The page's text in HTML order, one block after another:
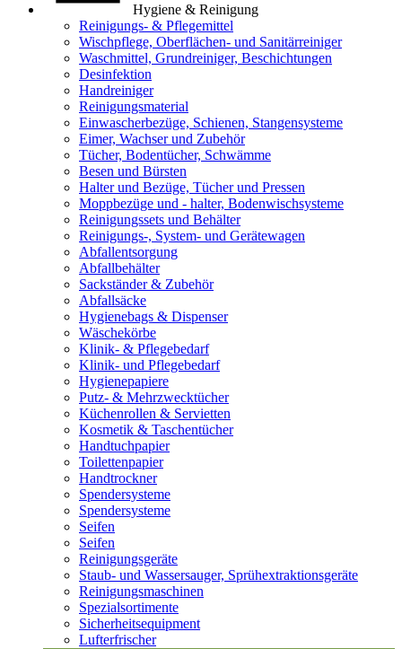
Hygiene & Reinigung
Reinigungs- & Pflegemittel
Wischpflege, Oberflächen- und Sanitärreiniger
Waschmittel, Grundreiniger, Beschichtungen
Desinfektion
Handreiniger
Reinigungsmaterial
Einwascherbezüge, Schienen, Stangensysteme
Eimer, Wachser und Zubehör
Tücher, Bodentücher, Schwämme
Besen und Bürsten
Halter und Bezüge, Tücher und Pressen
Moppbezüge und - halter, Bodenwischsysteme
Reinigungssets und Behälter
Reinigungs-, System- und Gerätewagen
Abfallentsorgung
Abfallbehälter
Sackständer & Zubehör
Abfallsäcke
Hygienebags & Dispenser
Wäschekörbe
Klinik- & Pflegebedarf
Klinik- und Pflegebedarf
Hygienepapiere
Putz- & Mehrzwecktücher
Küchenrollen & Servietten
Kosmetik & Taschentücher
Handtuchpapier
Toilettenpapier
Handtrockner
Spendersysteme
Spendersysteme
Seifen
Seifen
Reinigungsgeräte
Staub- und Wassersauger, Sprühextraktionsgeräte
Reinigungsmaschinen
Spezialsortimente
Sicherheitsequipment
Lufterfrischer